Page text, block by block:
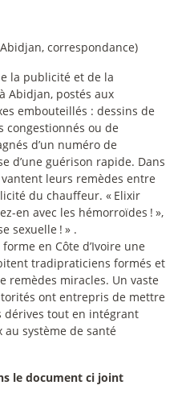
correspondance)
la publicité et de la
Abidjan, postés aux
embouteillés : dessins de
congestionnés ou de
d’un numéro de
d’une guérison rapide. Dans
leurs remèdes entre
du chauffeur. « Elixir
en avec les hémorroïdes ! »,
sexuelle ! » .
en Côte d’Ivoire une
tradipraticiens formés et
remèdes miracles. Un vaste
ont entrepris de mettre
dérives tout en intégrant
système de santé
le document ci joint